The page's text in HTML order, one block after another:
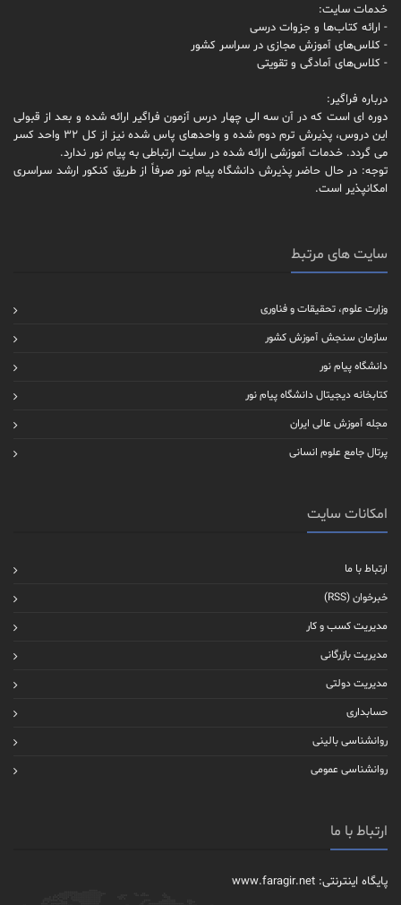
خدمات سایت:
- ارائه کتاب‌ها و جزوات درسی
- کلاس‌های آموزش مجازی در سراسر کشور
- کلاس‌های آمادگی و تقویتی
درباره فراگیر:
دوره ای است که در آن سه الی چهار درس آزمون فراگیر ارائه شده و بعد از قبولی
این دروس، پذیرش ترم دوم شده و واحدهای پاس شده نیز از کل 32 واحد کسر
می گردد. خدمات آموزشی ارائه شده در سایت ارتباطی به پیام نور ندارد.
توجه: در حال حاضر پذیرش دانشگاه پیام نور صرفاً از طریق کنکور ارشد سراسری
امکانپذیر است.
سایت های مرتبط
وزارت علوم، تحقیقات و فناوری
سازمان سنجش آموزش کشور
دانشگاه پیام نور
کتابخانه دیجیتال دانشگاه پیام نور
مجله آموزش عالی ایران
پرتال جامع علوم انسانی
امکانات سایت
ارتباط با ما
خبرخوان (RSS)
مدیریت کسب و کار
مدیریت بازرگانی
مدیریت دولتی
حسابداری
روانشناسی بالینی
روانشناسی عمومی
ارتباط با ما
پایگاه اینترنتی: www.faragir.net